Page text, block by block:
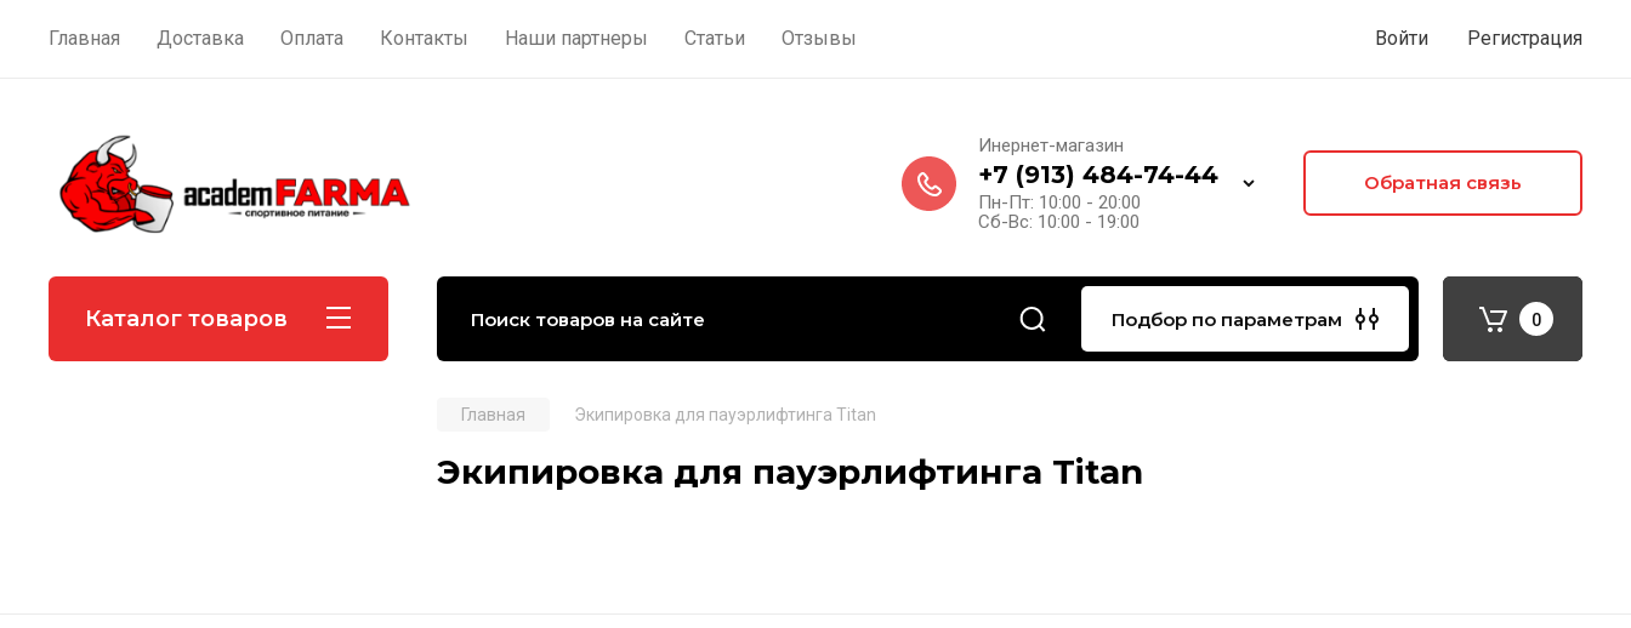
Главная Доставка Оплата Контакты Наши партнеры Статьи Отзывы Войти Регистрация
Инернет-магазин
+7 (913) 484-74-44
Пн-Пт: 10:00 - 20:00
Сб-Вс: 10:00 - 19:00
Обратная связь
Каталог товаров Подбор по параметрам 0
Главная Экипировка для пауэрлифтинга Titan
Экипировка для пауэрлифтинга Titan